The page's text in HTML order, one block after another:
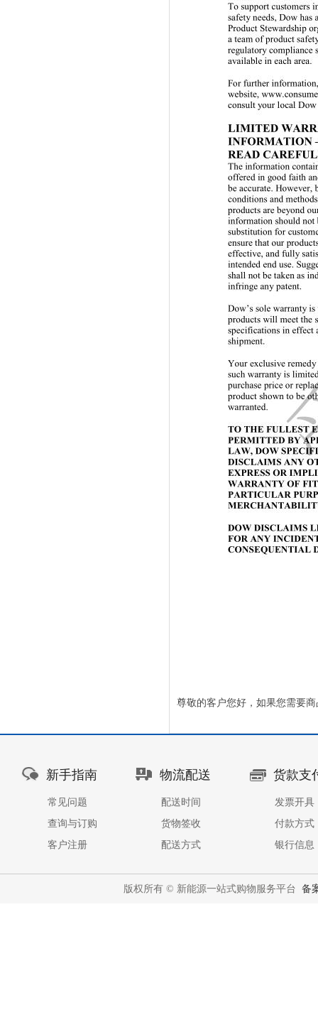
尊敬的客户您好，如果您需要
新手指南
常见问题
查询与订购
客户注册
物流配送
配送时间
货物签收
配送方式
货款支
发票开具
付款方式
银行信息
版权所有 © 新能源一站式购物服务平台 备